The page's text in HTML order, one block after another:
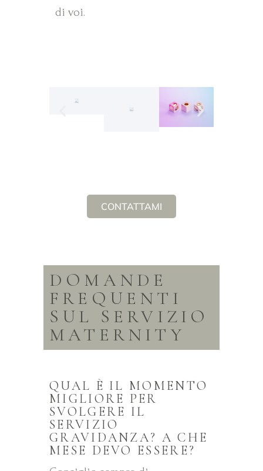
di voi.
CONTATTAMI
DOMANDE
FREQUENTI
SUL SERVIZIO
MATERNITY
QUAL È IL MOMENTO
MIGLIORE PER
SVOLGERE IL
SERVIZIO
GRAVIDANZA? A CHE
MESE DEVO ESSERE?